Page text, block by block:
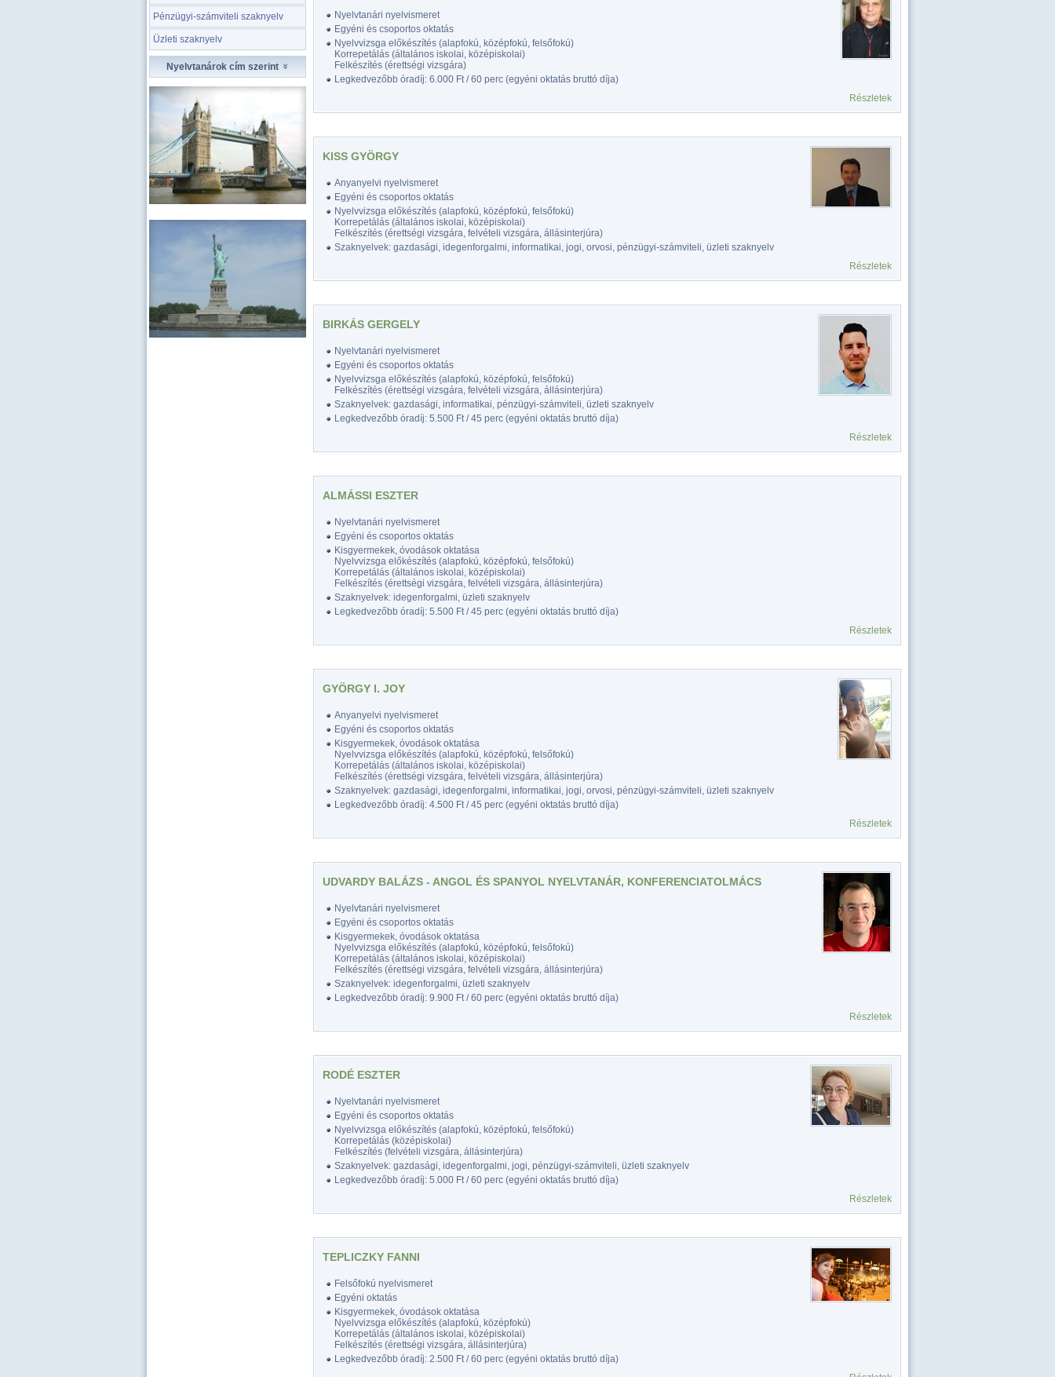
Pénzügyi-számviteli szaknyelv
Üzleti szaknyelv
Nyelvtanárok cím szerint
Nyelvtanári nyelvismeret
Egyéni és csoportos oktatás
Nyelvvizsga előkészítés (alapfokú, középfokú, felsőfokú)
Korrepetálás (általános iskolai, középiskolai)
Felkészítés (érettségi vizsgára)
Legkedvezőbb óradíj: 6.000 Ft / 60 perc (egyéni oktatás bruttó díja)
Részletek
KISS GYÖRGY
Anyanyelvi nyelvismeret
Egyéni és csoportos oktatás
Nyelvvizsga előkészítés (alapfokú, középfokú, felsőfokú)
Korrepetálás (általános iskolai, középiskolai)
Felkészítés (érettségi vizsgára, felvételi vizsgára, állásinterjúra)
Szaknyelvek: gazdasági, idegenforgalmi, informatikai, jogi, orvosi, pénzügyi-számviteli, üzleti szaknyelv
Részletek
BIRKÁS GERGELY
Nyelvtanári nyelvismeret
Egyéni és csoportos oktatás
Nyelvvizsga előkészítés (alapfokú, középfokú, felsőfokú)
Felkészítés (érettségi vizsgára, felvételi vizsgára, állásinterjúra)
Szaknyelvek: gazdasági, informatikai, pénzügyi-számviteli, üzleti szaknyelv
Legkedvezőbb óradíj: 5.500 Ft / 45 perc (egyéni oktatás bruttó díja)
Részletek
ALMÁSSI ESZTER
Nyelvtanári nyelvismeret
Egyéni és csoportos oktatás
Kisgyermekek, óvodások oktatása
Nyelvvizsga előkészítés (alapfokú, középfokú, felsőfokú)
Korrepetálás (általános iskolai, középiskolai)
Felkészítés (érettségi vizsgára, felvételi vizsgára, állásinterjúra)
Szaknyelvek: idegenforgalmi, üzleti szaknyelv
Legkedvezőbb óradíj: 5.500 Ft / 45 perc (egyéni oktatás bruttó díja)
Részletek
GYÖRGY I. JOY
Anyanyelvi nyelvismeret
Egyéni és csoportos oktatás
Kisgyermekek, óvodások oktatása
Nyelvvizsga előkészítés (alapfokú, középfokú, felsőfokú)
Korrepetálás (általános iskolai, középiskolai)
Felkészítés (érettségi vizsgára, felvételi vizsgára, állásinterjúra)
Szaknyelvek: gazdasági, idegenforgalmi, informatikai, jogi, orvosi, pénzügyi-számviteli, üzleti szaknyelv
Legkedvezőbb óradíj: 4.500 Ft / 45 perc (egyéni oktatás bruttó díja)
Részletek
UDVARDY BALÁZS - ANGOL ÉS SPANYOL NYELVTANÁR, KONFERENCIATOLMÁCS
Nyelvtanári nyelvismeret
Egyéni és csoportos oktatás
Kisgyermekek, óvodások oktatása
Nyelvvizsga előkészítés (alapfokú, középfokú, felsőfokú)
Korrepetálás (általános iskolai, középiskolai)
Felkészítés (érettségi vizsgára, felvételi vizsgára, állásinterjúra)
Szaknyelvek: idegenforgalmi, üzleti szaknyelv
Legkedvezőbb óradíj: 9.900 Ft / 60 perc (egyéni oktatás bruttó díja)
Részletek
RODÉ ESZTER
Nyelvtanári nyelvismeret
Egyéni és csoportos oktatás
Nyelvvizsga előkészítés (alapfokú, középfokú, felsőfokú)
Korrepetálás (középiskolai)
Felkészítés (felvételi vizsgára, állásinterjúra)
Szaknyelvek: gazdasági, idegenforgalmi, jogi, pénzügyi-számviteli, üzleti szaknyelv
Legkedvezőbb óradíj: 5.000 Ft / 60 perc (egyéni oktatás bruttó díja)
Részletek
TEPLICZKY FANNI
Felsőfokú nyelvismeret
Egyéni oktatás
Kisgyermekek, óvodások oktatása
Nyelvvizsga előkészítés (alapfokú, középfokú)
Korrepetálás (általános iskolai, középiskolai)
Felkészítés (érettségi vizsgára, állásinterjúra)
Legkedvezőbb óradíj: 2.500 Ft / 60 perc (egyéni oktatás bruttó díja)